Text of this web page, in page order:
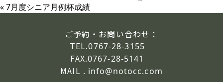
«7月度シニア月例杯成績
ご予約・お問い合わせ：
TEL.0767-28-3155
FAX.0767-28-5141
MAIL . info@notocc.com